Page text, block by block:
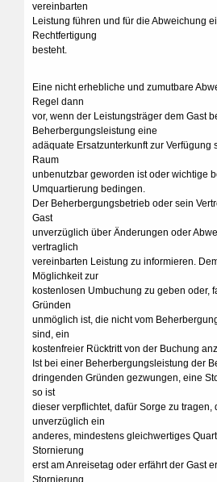
vereinbarten
Leistung führen und für die Abweichung
Rechtfertigung
besteht.
Eine nicht erhebliche und zumutbare
Regel dann
vor, wenn der Leistungsträger dem Gast
Beherbergungsleistung eine
adäquate Ersatzunterkunft zur Verfügung
Raum
unbenutzbar geworden ist oder wichtige
Umquartierung bedingen.
Der Beherbergungsbetrieb oder sein
Gast
unverzüglich über Änderungen oder
vertraglich
vereinbarten Leistung zu informieren.
Möglichkeit zur
kostenlosen Umbuchung zu geben oder,
Gründen
unmöglich ist, die nicht vom
sind, ein
kostenfreier Rücktritt von der Buchung
Ist bei einer Beherbergungsleistung der
dringenden Gründen gezwungen, eine
so ist
dieser verpflichtet, dafür Sorge zu tragen,
unverzüglich ein
anderes, mindestens gleichwertiges
Stornierung
erst am Anreisetag oder erfährt der Gast
Stornierung,